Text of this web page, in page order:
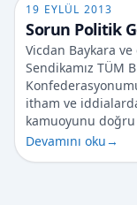
19 EYLÜL 2013
Sorun Politik
Vicdan Baykara ve
Sendikamız TÜM
itham ve
kamuoyunu
Devamını oku→